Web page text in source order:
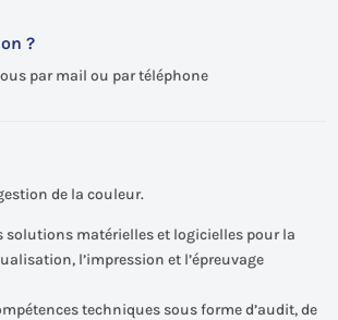
?
par mail ou par téléphone
de la couleur.
solutions matérielles et logicielles pour la
l’impression et l’épreuvage
techniques sous forme d’audit, de